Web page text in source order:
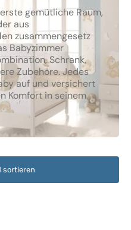
gemütliche Raum,
aus
zusammengesetz
Babyzimmer
Schrank,
Zubehöre. Jedes
auf und versichert
Komfort in seinem
sortieren